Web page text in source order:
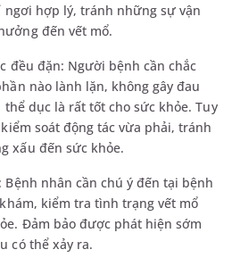
ngơi hợp lý, tránh những sự vận
đến vết mổ.
đều đặn: Người bệnh cần chắc
nào lành lặn, không gây đau
dục là rất tốt cho sức khỏe. Tuy
soát động tác vừa phải, tránh
xấu đến sức khỏe.
Bệnh nhân cần chú ý đến tại bệnh
kiểm tra tình trạng vết mổ
Đảm bảo được phát hiện sớm
có thể xảy ra.